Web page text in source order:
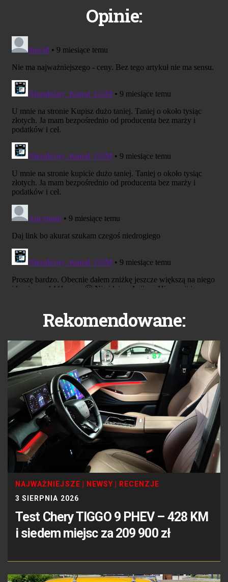
Opinie:
Rekomendowane:
NAJWAŻNIEJSZE NEWSY
RECENZJE
3 SIERPNIA 2026
Test Chery TIGGO 9 PHEV – 428 KM
i siedem miejsc za 209 900 zł